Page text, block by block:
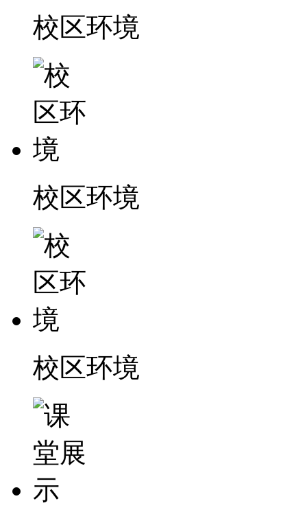
校区环境
校区环境
校区环境